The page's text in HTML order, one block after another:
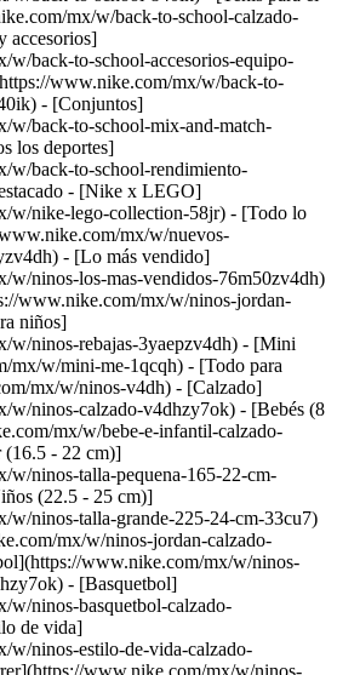
mx/w/back-to-school-calzado-
accesorios]
w/back-to-school-accesorios-equipo-
www.nike.com/mx/w/back-to-
- [Conjuntos]
w/back-to-school-mix-and-match-
los deportes]
w/back-to-school-rendimiento-
- [Nike x LEGO]
w/nike-lego-collection-58jr) - [Todo lo
mx/w/nuevos-
- [Lo más vendido]
w/ninos-los-mas-vendidos-76m50zv4dh)
www.nike.com/mx/w/ninos-jordan-
niños]
w/ninos-rebajas-3yaepzv4dh) - [Mini
mx/w/mini-me-1qcqh) - [Todo para
mx/w/ninos-v4dh) - [Calzado]
w/ninos-calzado-v4dhzy7ok) - [Bebés (8
mx/w/bebe-e-infantil-calzado-
(16.5 - 22 cm)]
w/ninos-talla-pequena-165-22-cm-
(22.5 - 25 cm)]
w/ninos-talla-grande-225-24-cm-33cu7)
mx/w/ninos-jordan-calzado-
www.nike.com/mx/w/ninos-
- [Basquetbol]
w/ninos-basquetbol-calzado-
de vida]
w/ninos-estilo-de-vida-calzado-
www.nike.com/mx/w/ninos-